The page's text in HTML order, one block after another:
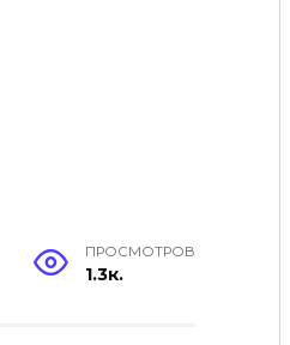
ПРОСМОТРОВ
1.3к.